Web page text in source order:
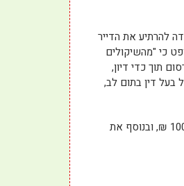
להרתיע את הדייר
כי "מהשיקולים
תוך כדי דיון,
בעל דין בתום לב,
בית המשפט חייב את היזם והחברה הקבלנית לשלם לדייר הנתבע שכר טרחת עו"ד בסך 100,000 ₪, ובנוסף את